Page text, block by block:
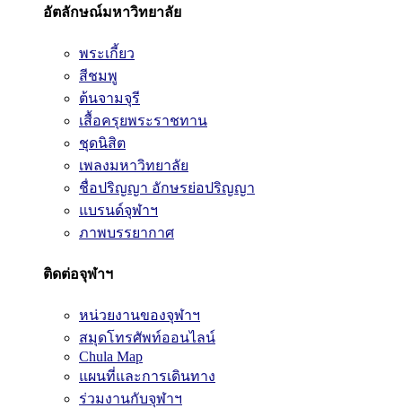
อัตลักษณ์มหาวิทยาลัย
พระเกี้ยว
สีชมพู
ต้นจามจุรี
เสื้อครุยพระราชทาน
ชุดนิสิต
เพลงมหาวิทยาลัย
ชื่อปริญญา อักษรย่อปริญญา
แบรนด์จุฬาฯ
ภาพบรรยากาศ
ติดต่อจุฬาฯ
หน่วยงานของจุฬาฯ
สมุดโทรศัพท์ออนไลน์
Chula Map
แผนที่และการเดินทาง
ร่วมงานกับจุฬาฯ